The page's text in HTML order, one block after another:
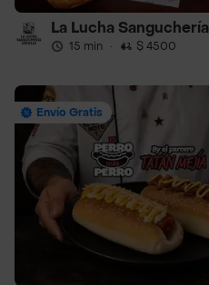
La Lucha Sanguchería
15 min · $ 4500
Envío Gratis